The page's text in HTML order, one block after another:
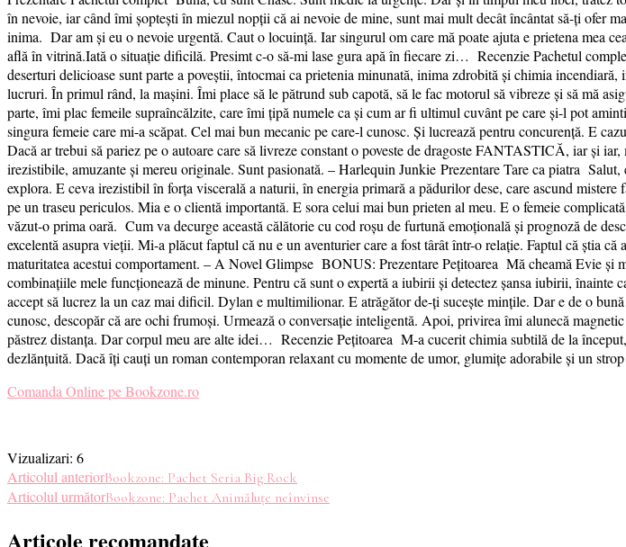
în nevoie, iar când îmi șoptești în miezul nopții că ai nevoie de mine, sunt mai mult decât încântat să-ți ofer
inima. Dar am și eu o nevoie urgentă. Caut o locuință. Iar singurul om care mă poate ajuta e prietena mea
află în vitrină.Iată o situație dificilă. Presimt c-o să-mi lase gura apă în fiecare zi… Recenzie Pachetul
deserturi delicioase sunt parte a poveștii, întocmai ca prietenia minunată, inima zdrobită și chimia
lucruri. În primul rând, la mașini. Îmi place să le pătrund sub capotă, să le fac motorul să vibreze și să mă
parte, îmi plac femeile supraîncălzite, care îmi țipă numele ca și cum ar fi ultimul cuvânt pe care și-l pot
singura femeie care mi-a scăpat. Cel mai bun mecanic pe care-l cunosc. Și lucrează pentru concurență. E
Dacă ar trebui să pariez pe o autoare care să livreze constant o poveste de dragoste FANTASTICĂ, iar și
irezistibile, amuzante și mereu originale. Sunt pasionată. – Harlequin Junkie Prezentare Tare ca piatra
explora. E ceva irezistibil în forța viscerală a naturii, în energia primară a pădurilor dese, care ascund
pe un traseu periculos. Mia e o clientă importantă. E sora celui mai bun prieten al meu. E o femeie
văzut-o prima oară. Cum va decurge această călătorie cu cod roșu de furtună emoțională și prognoză de
excelentă asupra vieții. Mi-a plăcut faptul că nu e un aventurier care a fost târât într-o relație. Faptul că știa
maturitatea acestui comportament. – A Novel Glimpse BONUS: Prezentare Pețitoarea Mă cheamă Evie
combinațiile mele funcționează de minune. Pentru că sunt o expertă a iubirii și detectez șansa iubirii, înainte
accept să lucrez la un caz mai dificil. Dylan e multimilionar. E atrăgător de-ți sucește mințile. Dar e de o
cunosc, descopăr că are ochi frumoși. Urmează o conversație inteligentă. Apoi, privirea îmi alunecă
păstrez distanța. Dar corpul meu are alte idei… Recenzie Pețitoarea M-a cucerit chimia subtilă de la
dezlănțuită. Dacă îți cauți un roman contemporan relaxant cu momente de umor, glumițe adorabile și un
Comanda Online pe Bookzone.ro
Vizualizari: 6
Navigare
în
Articolul anteriorBookzone: Pachet Seria Big Rock
Articolul următorBookzone: Pachet Animăluțe neînvinse
Articole recomandate